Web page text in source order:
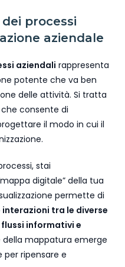
processi
aziendale
aziendali rappresenta
potente che va ben
delle attività. Si tratta
consente di
il modo in cui il
stai
digitale” della tua
permette di
tra le diverse
informativi e
della mappatura emerge
per ripensare e